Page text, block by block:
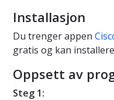
Installasjon
Du trenger appen
gratis og kan
Oppsett av
Steg 1: